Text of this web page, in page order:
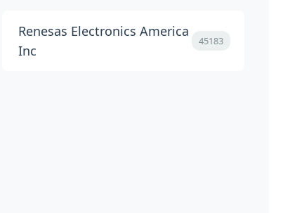
Renesas Electronics America
Inc
45183